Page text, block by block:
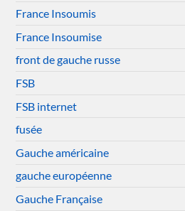
France Insoumis
France Insoumise
front de gauche russe
FSB
FSB internet
fusée
Gauche américaine
gauche européenne
Gauche Française